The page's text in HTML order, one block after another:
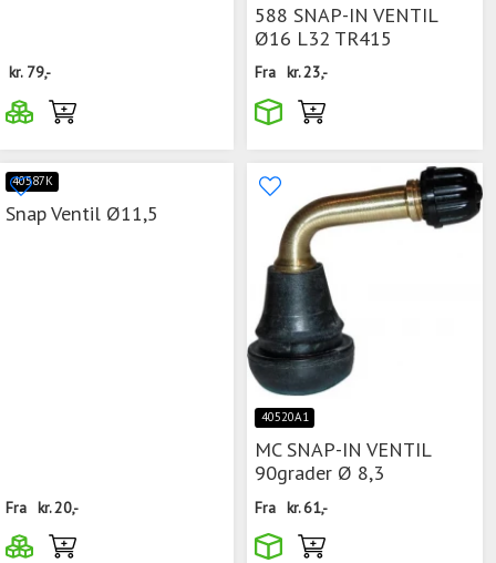
kr. 79,-
588 SNAP-IN VENTIL
Ø16 L32 TR415
Fra kr.23,-
40587K
Snap Ventil Ø11,5
Fra kr.20,-
40520A1
MC SNAP-IN VENTIL
90grader Ø 8,3
Fra kr.61,-